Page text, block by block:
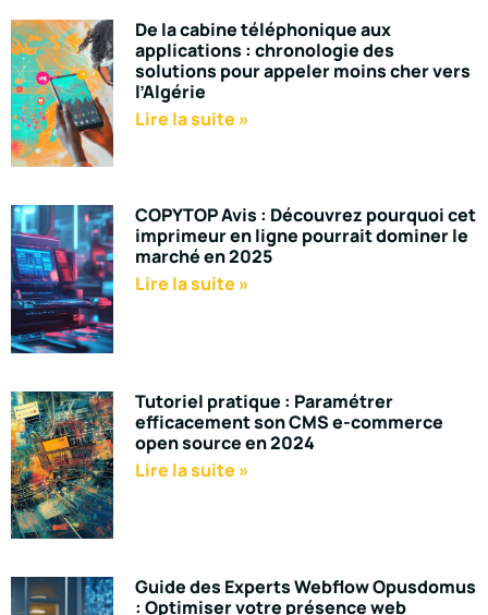
De la cabine téléphonique aux
applications : chronologie des
solutions pour appeler moins cher vers
l’Algérie
Lire la suite »
COPYTOP Avis : Découvrez pourquoi cet
imprimeur en ligne pourrait dominer le
marché en 2025
Lire la suite »
Tutoriel pratique : Paramétrer
efficacement son CMS e-commerce
open source en 2024
Lire la suite »
Guide des Experts Webflow Opusdomus
: Optimiser votre présence web